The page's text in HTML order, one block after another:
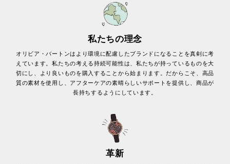
私たちの理念
オリビア・バートンはより環境に配慮したブランドになることを真剣に考
えています。私たちの考える持続可能性は、私たちが持っているものを大
切にし、より良いものを購入することから始まります。だからこそ、高品
質の素材を使用し、アフターケアの素晴らしいサポートを提供し、商品が
長持ちするようにしています。
革新